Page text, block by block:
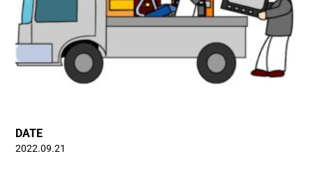
DATE
2022.09.21